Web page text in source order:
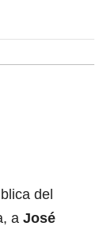
del
a José